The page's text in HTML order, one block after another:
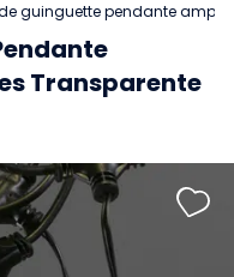
guinguette pendante
Transparente